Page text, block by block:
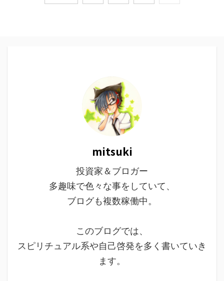
mitsuki
投資家＆ブロガー
多趣味で色々な事をしていて、
ブログも複数稼働中。
このブログでは、
スピリチュアル系や自己啓発を多く書いていき
ます。